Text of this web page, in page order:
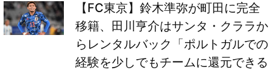
【FC東京】鈴木準弥が町田に完全
移籍、田川亨介はサンタ・クララか
らレンタルバック「ポルトガルでの
経験を少しでもチームに還元できる